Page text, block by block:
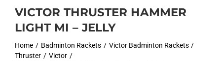
VICTOR THRUSTER HAMMER
LIGHT MI – JELLY
Home Badminton Rackets
Victor Badminton Rackets
Thruster
Victor